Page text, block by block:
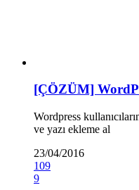
[ÇÖZÜM]
Wordpress
ve yazı ekleme al
23/04/2016
109
9